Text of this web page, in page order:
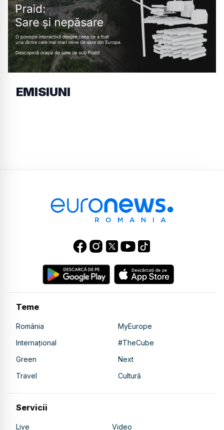
EMISIUNI
Teme
România
MyEurope
Internațional
#TheCube
Green
Next
Travel
Cultură
Servicii
Live Video